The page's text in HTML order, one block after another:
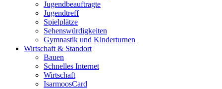
Jugendbeauftragte
Jugendtreff
Spielplätze
Sehenswürdigkeiten
Gymnastik und Kinderturnen
Wirtschaft & Standort
Bauen
Schnelles Internet
Wirtschaft
IsarmoosCard